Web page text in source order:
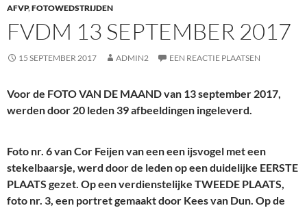
AFVP,FOTOWEDSTRIJDEN
FVDM 13 SEPTEMBER 2017
15 SEPTEMBER 2017 ADMIN2 EEN REACTIE PLAATSEN
Voor de FOTO VAN DE MAAND van 13 september 2017,
werden door 20 leden 39 afbeeldingen ingeleverd.
Foto nr. 6 van Cor Feijen van een een ijsvogel met een
stekelbaarsje, werd door de leden op een duidelijke EERSTE
PLAATS gezet. Op een verdienstelijke TWEEDE PLAATS,
foto nr. 3, een portret gemaakt door Kees van Dun. Op de